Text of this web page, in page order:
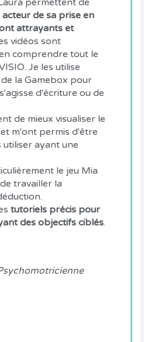
permettent de
de sa prise en
attrayants et
vidéos sont
comprendre tout le
Je les utilise
la Gamebox pour
d'écriture ou de
de mieux visualiser le
m'ont permis d'être
utiliser ayant une
le jeu Mia
travailler la
tutoriels précis pour
des objectifs ciblés.